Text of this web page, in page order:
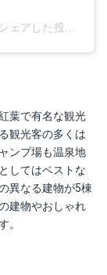
makimakimaki(@maki2maki6maki0727)がシェアした投稿
葉で有名な観光
観光客の多くは
ンプ場も温泉地
してはベストな
異なる建物が5棟
建物やおしゃれ
。